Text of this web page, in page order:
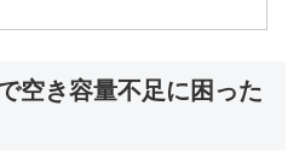
空き容量不足に困った